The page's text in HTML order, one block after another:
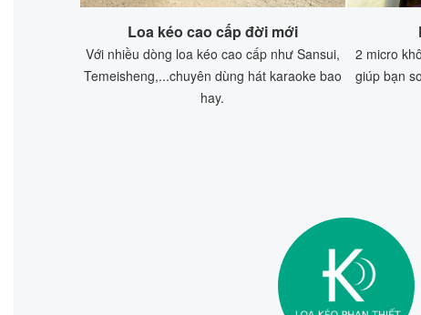
Loa kéo cao cấp đời mới
Với nhiều dòng loa kéo cao cấp như Sansui,
Temeisheng,...chuyên dùng hát karaoke bao
hay.
2 micro
giúp bạn